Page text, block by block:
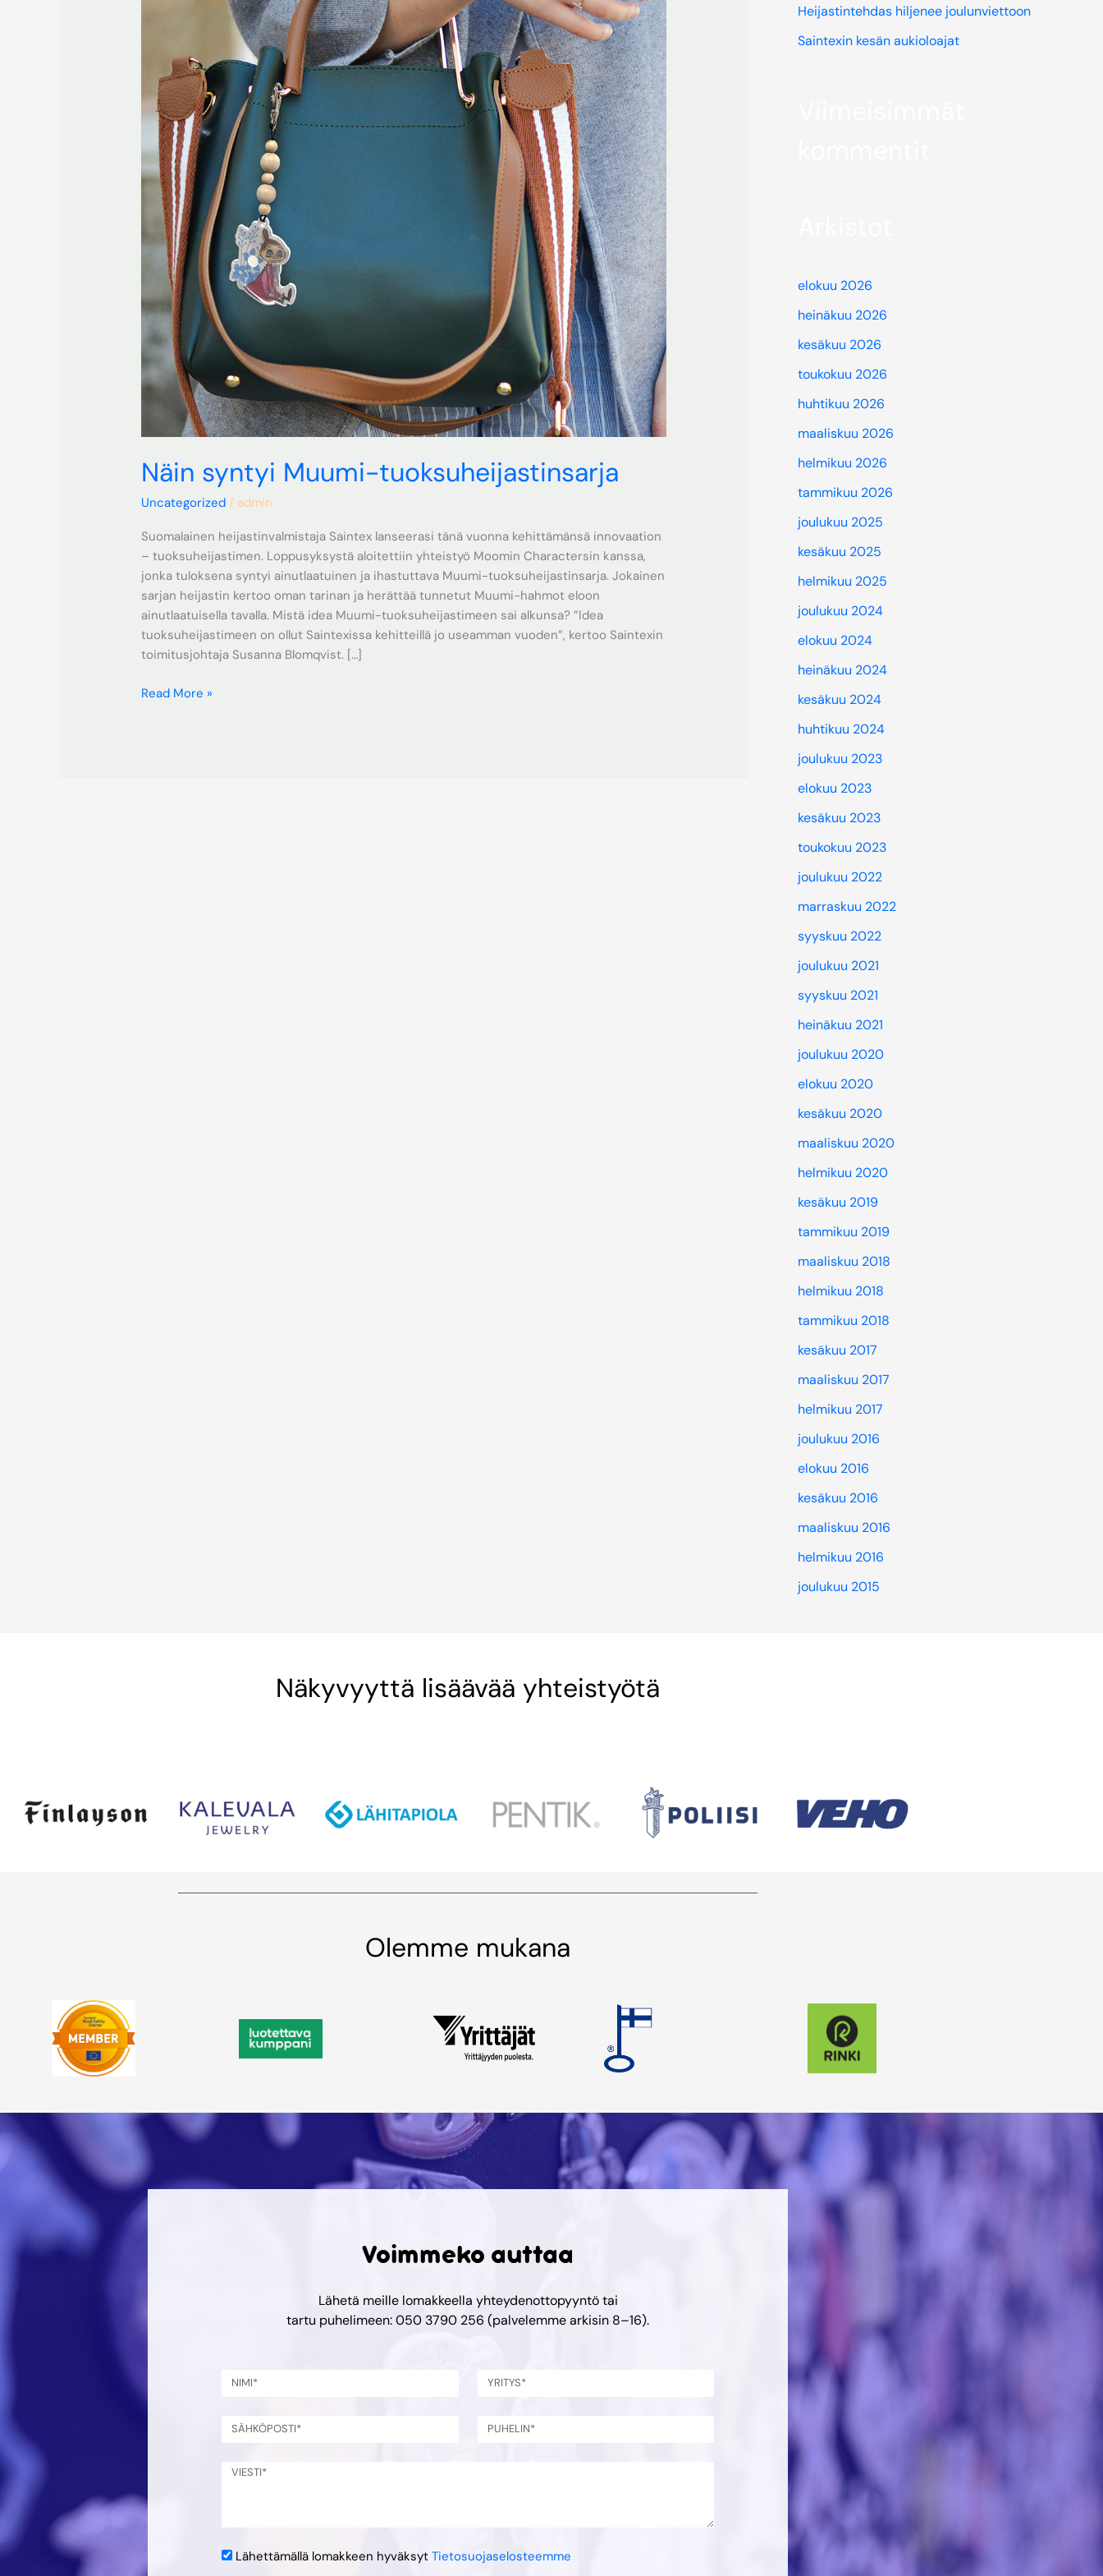
Näin syntyi Muumi-tuoksuheijastinsarja
Uncategorized / admin
Suomalainen heijastinvalmistaja Saintex lanseerasi tänä vuonna kehittämänsä innovaation
– tuoksuheijastimen. Loppusyksystä aloitettiin yhteistyö Moomin Charactersin kanssa,
jonka tuloksena syntyi ainutlaatuinen ja ihastuttava Muumi-tuoksuheijastinsarja. Jokainen
sarjan heijastin kertoo oman tarinan ja herättää tunnetut Muumi-hahmot eloon
ainutlaatuisella tavalla. Mistä idea Muumi-tuoksuheijastimeen sai alkunsa? ”Idea
tuoksuheijastimeen on ollut Saintexissa kehitteillä jo useamman vuoden”, kertoo Saintexin
toimitusjohtaja Susanna Blomqvist. […]
Read More »
Heijastintehdas hiljenee joulunviettoon
Saintexin kesän aukioloajat
elokuu 2026
heinäkuu 2026
kesäkuu 2026
toukokuu 2026
huhtikuu 2026
maaliskuu 2026
helmikuu 2026
tammikuu 2026
joulukuu 2025
kesäkuu 2025
helmikuu 2025
joulukuu 2024
elokuu 2024
heinäkuu 2024
kesäkuu 2024
huhtikuu 2024
joulukuu 2023
elokuu 2023
kesäkuu 2023
toukokuu 2023
joulukuu 2022
marraskuu 2022
syyskuu 2022
joulukuu 2021
syyskuu 2021
heinäkuu 2021
joulukuu 2020
elokuu 2020
kesäkuu 2020
maaliskuu 2020
helmikuu 2020
kesäkuu 2019
tammikuu 2019
maaliskuu 2018
helmikuu 2018
tammikuu 2018
kesäkuu 2017
maaliskuu 2017
helmikuu 2017
joulukuu 2016
elokuu 2016
kesäkuu 2016
maaliskuu 2016
helmikuu 2016
joulukuu 2015
Näkyvyyttä lisäävää yhteistyötä
Olemme mukana
Voimmeko auttaa
Lähetä meille lomakkeella yhteydenottopyyntö tai
tartu puhelimeen: 050 3790 256 (palvelemme arkisin 8–16).
Lähettämällä lomakkeen hyväksyt Tietosuojaselosteemme